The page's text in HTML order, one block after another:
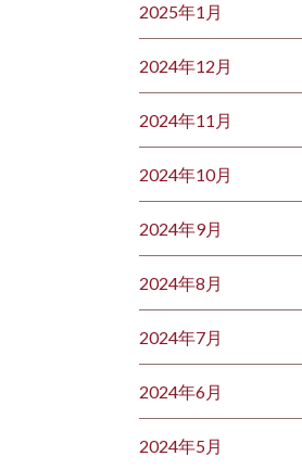
2025年1月
2024年12月
2024年11月
2024年10月
2024年9月
2024年8月
2024年7月
2024年6月
2024年5月